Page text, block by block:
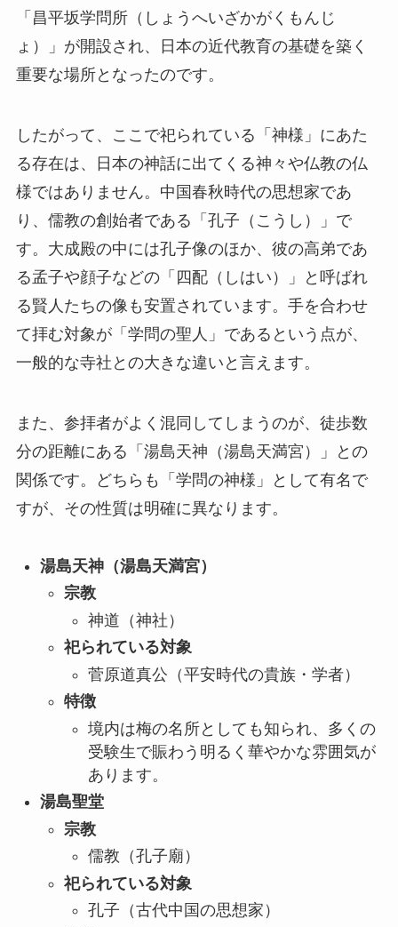
「昌平坂学問所（しょうへいざかがくもんじ
ょ）」が開設され、日本の近代教育の基礎を築く
重要な場所となったのです。
したがって、ここで祀られている「神様」にあた
る存在は、日本の神話に出てくる神々や仏教の仏
様ではありません。中国春秋時代の思想家であ
り、儒教の創始者である「孔子（こうし）」で
す。大成殿の中には孔子像のほか、彼の高弟であ
る孟子や顔子などの「四配（しはい）」と呼ばれ
る賢人たちの像も安置されています。手を合わせ
て拝む対象が「学問の聖人」であるという点が、
一般的な寺社との大きな違いと言えます。
また、参拝者がよく混同してしまうのが、徒歩数
分の距離にある「湯島天神（湯島天満宮）」との
関係です。どちらも「学問の神様」として有名で
すが、その性質は明確に異なります。
湯島天神（湯島天満宮）
宗教
神道（神社）
祀られている対象
菅原道真公（平安時代の貴族・学者）
特徴
境内は梅の名所としても知られ、多くの
受験生で賑わう明るく華やかな雰囲気が
あります。
湯島聖堂
宗教
儒教（孔子廟）
祀られている対象
孔子（古代中国の思想家）